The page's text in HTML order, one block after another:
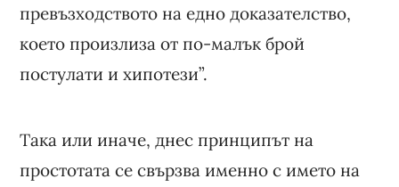
превъзходството на едно доказателство,
което произлиза от по-малък брой
постулати и хипотези”.
Така или иначе, днес принципът на
простотата се свързва именно с името на